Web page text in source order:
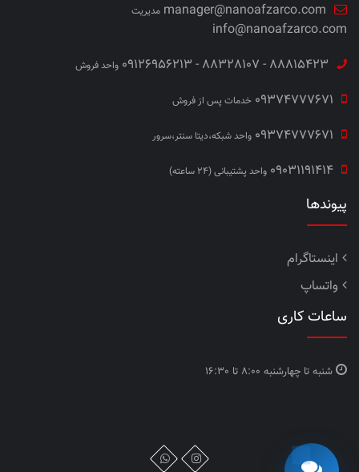
manager@nanoafzarco.com مدیریت
info@nanoafzarco.com
88815423 - 88328107 - 09126956213
واحد فروش
09374777671 خدمات پس از فروش
09374777671 واحد شبکه،دیتا سنتر،سرور
09031191414 واحد پشتیبانی (24 ساعته)
پیوندها
اینستاگرام
واتساپ
ساعات کاری
شنبه تا چهارشنبه 8:00 تا 16:30